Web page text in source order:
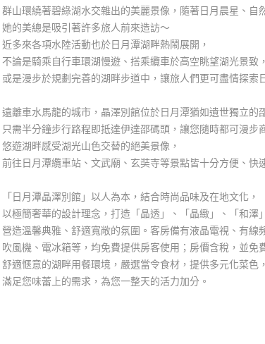
群山環繞著碧綠湖水交雜出的美麗景像，隨著日月晨星、自
她的美總是吸引著許多旅人前來造訪～
近多來各項水陸活動也於日月潭湖畔熱鬧展開，
不論是騎乘自行車環湖慢遊、搭乘纜車於高空眺望湖光景致，
或是漫步於規劃完善的湖畔步道中，讓旅人們更可盡情探索
遠離車水馬龍的城市，晶澤別館位於日月潭猶如遺世獨立的
只需半分鐘步行路程即抵達伊達邵碼頭，讓您隨時都可漫步
悠遊湖畔感受湖光山色交替的絕美景像，
前往日月潭纜車站、文武廟、玄奘寺等景點皆十分方便、快
「日月潭晶澤別館」以人為本，結合時尚品味及在地文化，
以極簡奢華的設計理念，打造「晶透」、「晶緻」、「和澤
營造溫馨典雅、舒適寬敞的氛圍。客房備有液晶電視、有線
吹風機、電冰箱等，均免費提供房客使用；房價含稅，並免
舒適愜意的湖畔用餐環境，嚴選當令食材，提供多元化菜色，
滿足您味蕾上的需求，為您一整天的活力加分。